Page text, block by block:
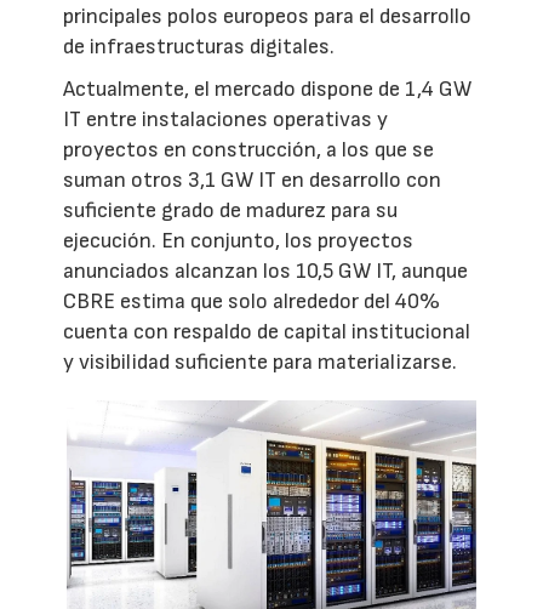
principales polos europeos para el desarrollo
de infraestructuras digitales.
Actualmente, el mercado dispone de 1,4 GW
IT entre instalaciones operativas y
proyectos en construcción, a los que se
suman otros 3,1 GW IT en desarrollo con
suficiente grado de madurez para su
ejecución. En conjunto, los proyectos
anunciados alcanzan los 10,5 GW IT, aunque
CBRE estima que solo alrededor del 40%
cuenta con respaldo de capital institucional
y visibilidad suficiente para materializarse.